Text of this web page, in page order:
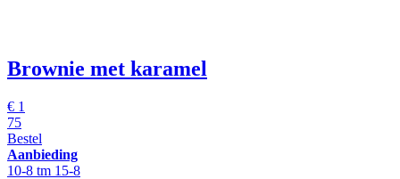
Brownie met karamel
€ 1
75
Bestel
Aanbieding
10-8 tm 15-8